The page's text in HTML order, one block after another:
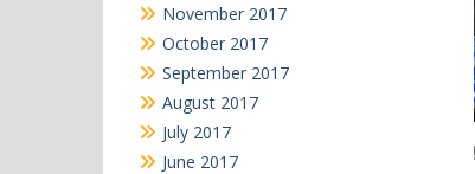
November 2017
October 2017
September 2017
August 2017
July 2017
June 2017